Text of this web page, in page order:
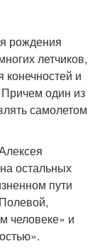
рождения
летчиков,
и
один из
самолетом
остальных
пути
человеке» и